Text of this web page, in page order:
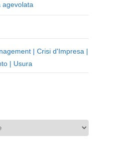
agevolata
| Crisi d'Impresa |
| Usura